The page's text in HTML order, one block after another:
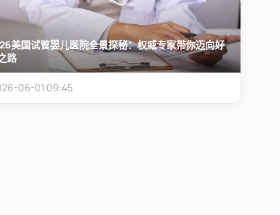
美国试管婴儿医院全景探秘：权威专家带你迈向好
路
06-01 09:45